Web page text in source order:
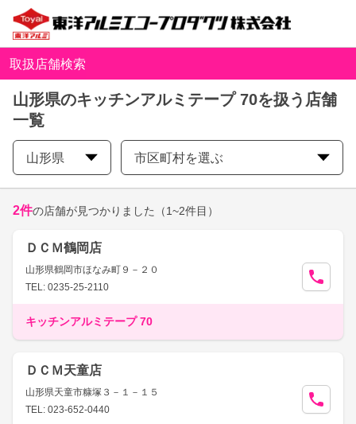
取扱店舗検索
山形県のキッチンアルミテープ 70を扱う店舗
一覧
山形県 市区町村を選ぶ
2件の店舗が見つかりました （1~2件目）
ＤＣＭ鶴岡店
山形県鶴岡市ほなみ町９－２０
TEL: 0235-25-2110
キッチンアルミテープ 70
ＤＣＭ天童店
山形県天童市糠塚３－１－１５
TEL: 023-652-0440